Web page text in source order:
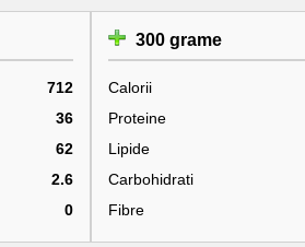
712
36
62
2.6
0
300 grame
Calorii
Proteine
Lipide
Carbohidrati
Fibre